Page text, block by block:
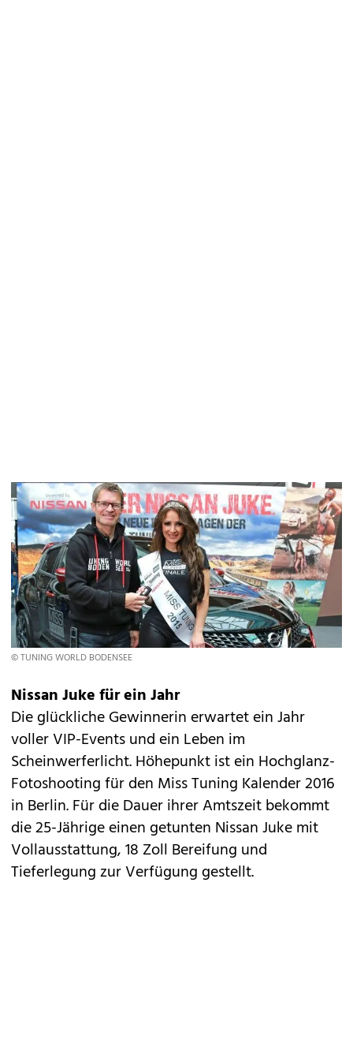
© TUNING WORLD BODENSEE
Nissan Juke für ein Jahr
Die glückliche Gewinnerin erwartet ein Jahr
voller VIP-Events und ein Leben im
Scheinwerferlicht. Höhepunkt ist ein Hochglanz-
Fotoshooting für den Miss Tuning Kalender 2016
in Berlin. Für die Dauer ihrer Amtszeit bekommt
die 25-Jährige einen getunten Nissan Juke mit
Vollausstattung, 18 Zoll Bereifung und
Tieferlegung zur Verfügung gestellt.